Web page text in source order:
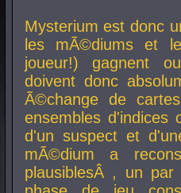
Mysterium est donc
les mÃ©diums et
joueur!) gagnent
doivent donc
Ã©change de
ensembles d'indices
d'un suspect et
mÃ©dium a
plausiblesÂ , un par